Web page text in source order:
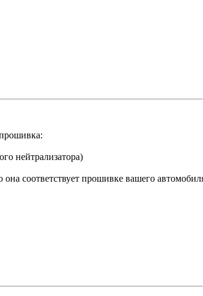
нейтрализатора)
соответствует прошивке вашего